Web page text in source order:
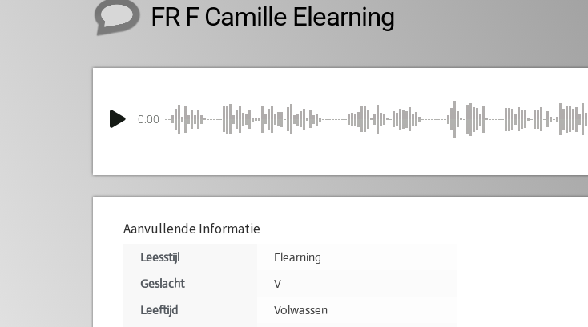
FR F Camille Elearning
0:00
Aanvullende Informatie
Leesstijl
Elearning
Geslacht
V
Leeftijd
Volwassen